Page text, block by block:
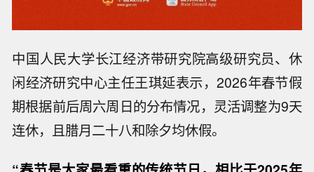
中国人民大学长江经济带研究院高级研究员、休
闲经济研究中心主任王琪延表示，2026年春节假
期根据前后周六周日的分布情况，灵活调整为9天
连休，且腊月二十八和除夕均休假。